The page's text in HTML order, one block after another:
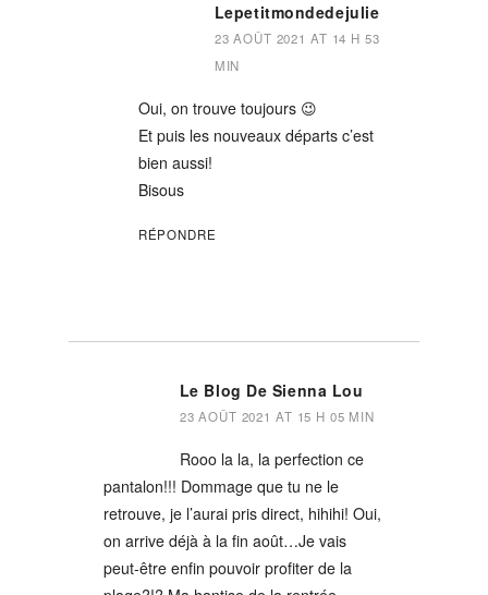
Lepetitmondedejulie
23 AOÛT 2021 AT 14 H 53
MIN
Oui, on trouve toujours 😉
Et puis les nouveaux départs c’est
bien aussi!
Bisous
RÉPONDRE
Le Blog De Sienna Lou
23 AOÛT 2021 AT 15 H 05 MIN
Rooo la la, la perfection ce
pantalon!!! Dommage que tu ne le
retrouve, je l’aurai pris direct, hihihi! Oui,
on arrive déjà à la fin août…Je vais
peut-être enfin pouvoir profiter de la